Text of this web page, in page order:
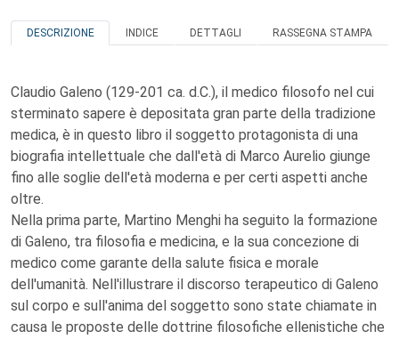
DESCRIZIONE INDICE DETTAGLI RASSEGNA STAMPA
Claudio Galeno (129-201 ca. d.C.), il medico filosofo nel cui
sterminato sapere è depositata gran parte della tradizione
medica, è in questo libro il soggetto protagonista di una
biografia intellettuale che dall'età di Marco Aurelio giunge
fino alle soglie dell'età moderna e per certi aspetti anche
oltre.
Nella prima parte, Martino Menghi ha seguito la formazione
di Galeno, tra filosofia e medicina, e la sua concezione di
medico come garante della salute fisica e morale
dell'umanità. Nell'illustrare il discorso terapeutico di Galeno
sul corpo e sull'anima del soggetto sono state chiamate in
causa le proposte delle dottrine filosofiche ellenistiche che